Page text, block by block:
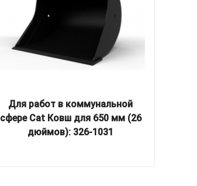
Для работ в коммунальной
сфере Cat Ковш для 650 мм (26
дюймов): 326-1031